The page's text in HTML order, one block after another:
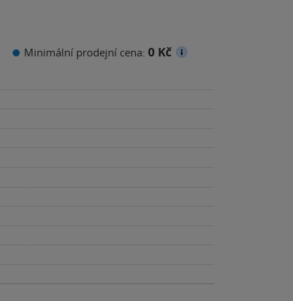
Minimální prodejní cena: 0 Kč